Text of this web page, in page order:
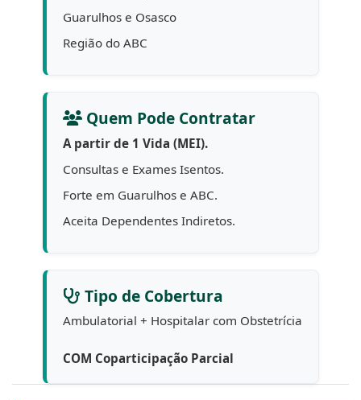
Guarulhos e Osasco
Região do ABC
Quem Pode Contratar
A partir de 1 Vida (MEI).
Consultas e Exames Isentos.
Forte em Guarulhos e ABC.
Aceita Dependentes Indiretos.
Tipo de Cobertura
Ambulatorial + Hospitalar com Obstetrícia
COM Coparticipação Parcial